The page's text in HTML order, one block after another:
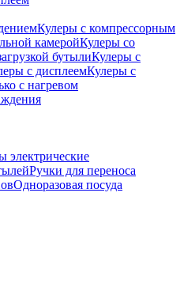
Кулеры с компрессорным
камеройКулеры со
бутылиКулеры с
с дисплеемКулеры с
с нагревом
электрические
Ручки для переноса
Одноразовая посуда